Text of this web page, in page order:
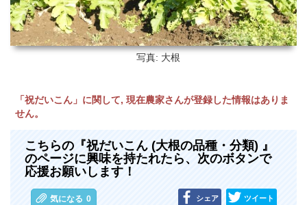
写真: 大根
「祝だいこん」に関して, 現在農家さんが登録した情報はありま
せん。
こちらの『祝だいこん (大根の品種・分類) 』
のページに興味を持たれたら、次のボタンで
応援お願いします！
気になる 0 シェア ツイート